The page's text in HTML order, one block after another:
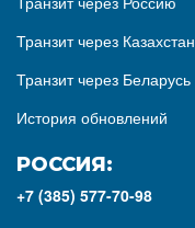
Транзит через Казахстан
Транзит через Беларусь
История обновлений
РОССИЯ:
+7 (385) 577-70-98